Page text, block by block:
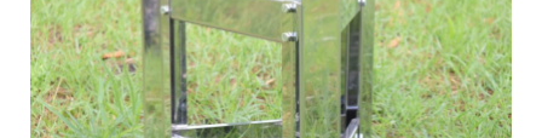
Доставка і оплата
Новини